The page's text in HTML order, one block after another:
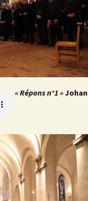
« Répons n°1 »